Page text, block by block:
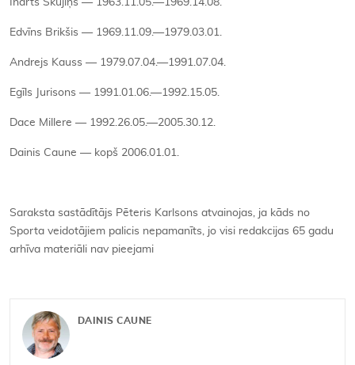
Inarts Skujiņš — 1963.11.05.—1969.14.08.
Edvīns Brikšis — 1969.11.09.—1979.03.01.
Andrejs Kauss — 1979.07.04.—1991.07.04.
Egīls Jurisons — 1991.01.06.—1992.15.05.
Dace Millere — 1992.26.05.—2005.30.12.
Dainis Caune — kopš 2006.01.01.
Saraksta sastādītājs Pēteris Karlsons atvainojas, ja kāds no
Sporta veidotājiem palicis nepamanīts, jo visi redakcijas 65 gadu
arhīva materiāli nav pieejami
DAINIS CAUNE